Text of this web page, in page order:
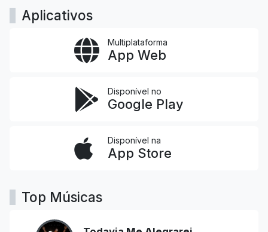
Aplicativos
Multiplataforma
App Web
Disponível no
Google Play
Disponível na
App Store
Top Músicas